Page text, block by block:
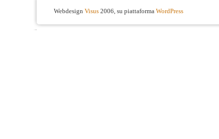
Webdesign Visus 2006, su piattaforma WordPress